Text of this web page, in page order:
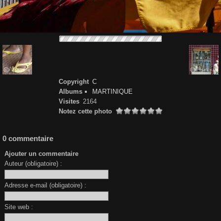
Copyright C
Albums
MARTINIQUE
Visites 2164
Notez cette photo
0 commentaire
Ajouter un commentaire
Auteur (obligatoire) :
Adresse e-mail (obligatoire) :
Site web :